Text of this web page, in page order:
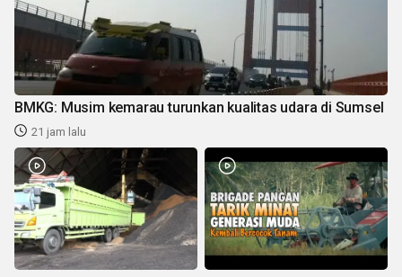
BMKG: Musim kemarau turunkan kualitas udara di Sumsel
21 jam lalu